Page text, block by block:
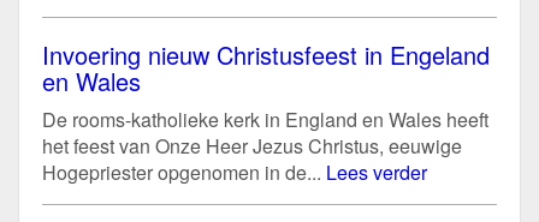
Invoering nieuw Christusfeest in Engeland
en Wales
De rooms-katholieke kerk in England en Wales heeft
het feest van Onze Heer Jezus Christus, eeuwige
Hogepriester opgenomen in de... Lees verder